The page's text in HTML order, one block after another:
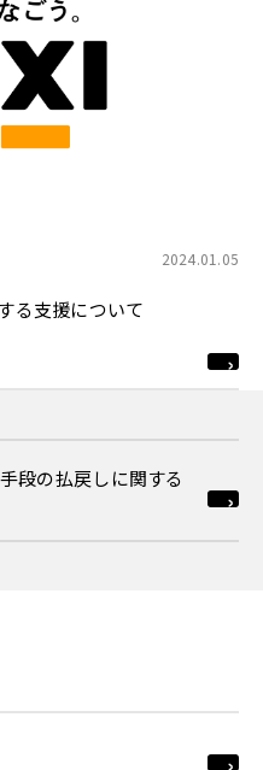
2024.01.05
る支援について
段の払戻しに関する